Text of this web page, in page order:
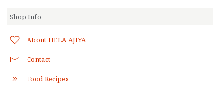
Shop Info
About HELA AJIYA
Contact
Food Recipes